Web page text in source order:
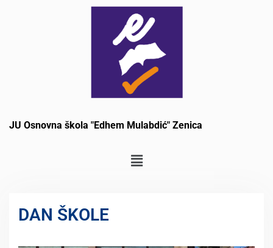
JU Osnovna škola "Edhem Mulabdić" Zenica
DAN ŠKOLE